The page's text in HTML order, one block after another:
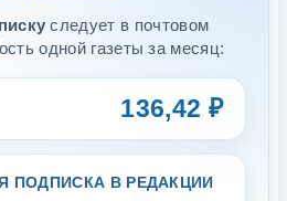
следует в почтовом
одной газеты за месяц:
136,42 ₽
ПОДПИСКА В РЕДАКЦИИ